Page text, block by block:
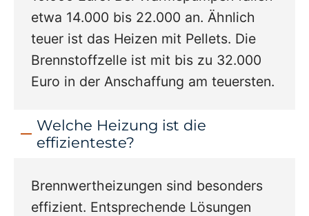
etwa 14.000 bis 22.000 an. Ähnlich
teuer ist das Heizen mit Pellets. Die
Brennstoffzelle ist mit bis zu 32.000
Euro in der Anschaffung am teuersten.
Welche Heizung ist die
effizienteste?
Brennwertheizungen sind besonders
effizient. Entsprechende Lösungen